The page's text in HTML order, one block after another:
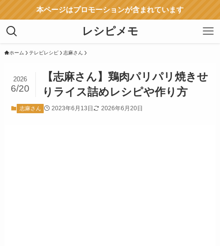
本ページはプロモーションが含まれています
レシピメモ
ホーム テレビレシピ 志麻さん
【志麻さん】鶏肉パリパリ焼きせ
りライス詰めレシピや作り方
2026
6/20
志麻さん 2023年6月13日 2026年6月20日